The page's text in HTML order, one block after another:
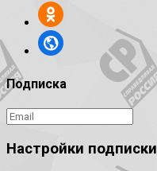
Подписка
Настройки подписки